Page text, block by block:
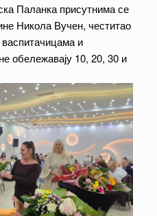
Паланка присутнима се
Никола Вучен, честитао
васпитачицама и
обележавају 10, 20, 30 и